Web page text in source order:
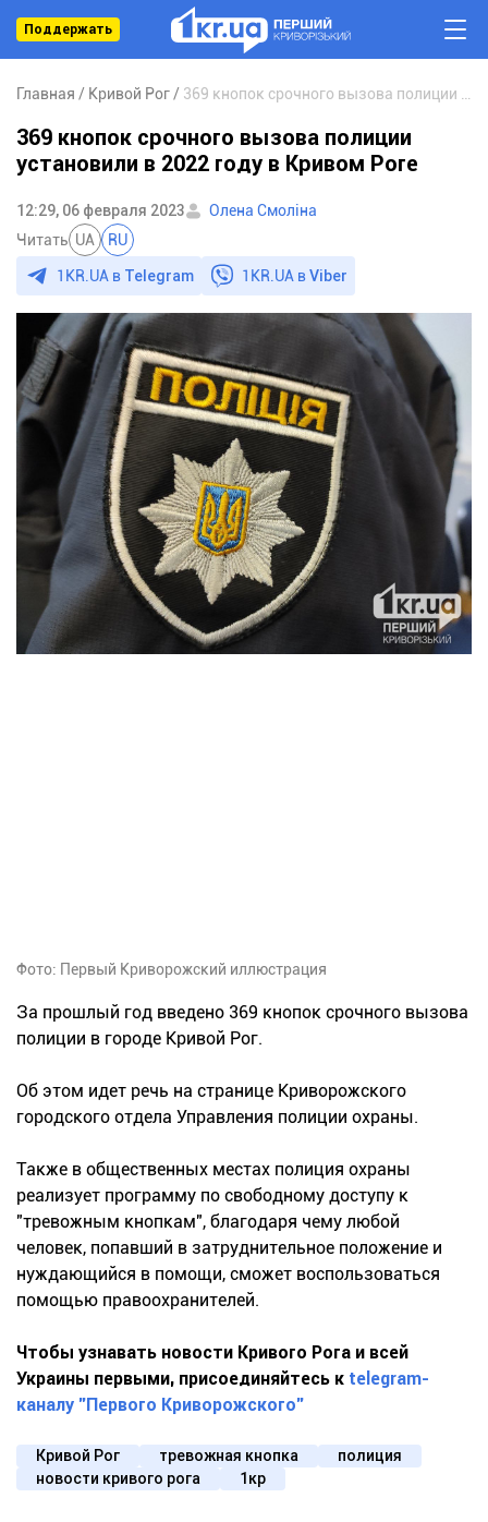
Поддержать
Главная Кривой Рог
369 кнопок срочного вызова полиции
установили в 2022 году в Кривом Роге
12:29, 06 февраля 2023
Олена Смоліна
Читать UA RU
1KR.UA в Telegram 1KR.UA вViber
Фото: Первый Криворожский иллюстрация
За прошлый год введено 369 кнопок срочного вызова
полиции в городе Кривой Рог.
Об этом идет речь на странице Криворожского
городского отдела Управления полиции охраны.
Также в общественных местах полиция охраны
реализует программу по свободному доступу к
"тревожным кнопкам", благодаря чему любой
человек, попавший в затруднительное положение и
нуждающийся в помощи, сможет воспользоваться
помощью правоохранителей.
Чтобы узнавать новости Кривого Рога и всей
Украины первыми, присоединяйтесь к telegram-
каналу "Первого Криворожского"
Кривой Рог тревожная кнопка
полиция
новости кривого рога
1кр